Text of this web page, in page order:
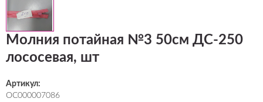
Молния потайная №3 50см ДС-250
лососевая, шт
Артикул:
ОС000007086